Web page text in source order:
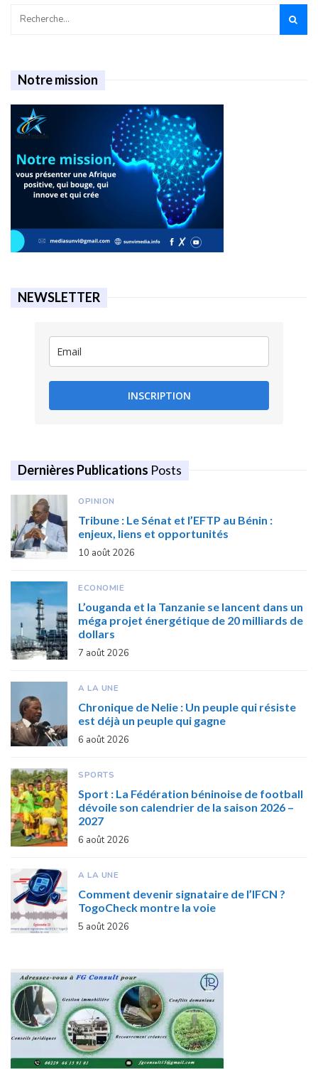
Notre mission
NEWSLETTER
INSCRIPTION
Dernières Publications Posts
OPINION
Tribune : Le Sénat et l’EFTP au Bénin :
enjeux, liens et opportunités
10 août 2026
ECONOMIE
L’ouganda et la Tanzanie se lancent dans un
méga projet énergétique de 20 milliards de
dollars
7 août 2026
A LA UNE
Chronique de Nelie : Un peuple qui résiste
est déjà un peuple qui gagne
6 août 2026
SPORTS
Sport : La Fédération béninoise de football
dévoile son calendrier de la saison 2026 –
2027
6 août 2026
A LA UNE
Comment devenir signataire de l’IFCN ?
TogoCheck montre la voie
5 août 2026